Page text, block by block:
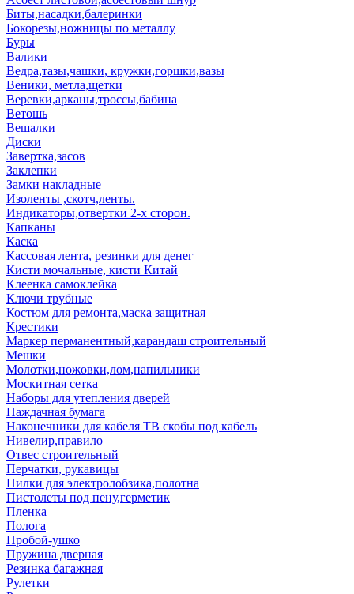
Биты,насадки,балеринки
Бокорезы,ножницы по металлу
Буры
Валики
Ведра,тазы,чашки, кружки,горшки,вазы
Веники, метла,щетки
Веревки,арканы,троссы,бабина
Ветошь
Вешалки
Диски
Завертка,засов
Заклепки
Замки накладные
Изоленты ,скотч,ленты.
Индикаторы,отвертки 2-х сторон.
Капканы
Каска
Кассовая лента, резинки для денег
Кисти мочальные, кисти Китай
Клеенка самоклейка
Ключи трубные
Костюм для ремонта,маска защитная
Крестики
Маркер перманентный,карандаш строительный
Мешки
Молотки,ножовки,лом,напильники
Москитная сетка
Наборы для утепления дверей
Наждачная бумага
Наконечники для кабеля ТВ скобы под кабель
Нивелир,правило
Отвес строительный
Перчатки, рукавицы
Пилки для электролобзика,полотна
Пистолеты под пену,герметик
Пленка
Полога
Пробой-ушко
Пружина дверная
Резинка багажная
Рулетки